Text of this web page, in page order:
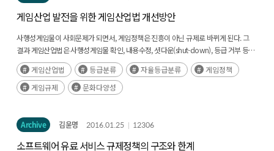
게임산업 발전을 위한 게임산업법 개선방안
사행성게임물이 사회문제가 되면서, 게임정책은 진흥이 아닌 규제로 바뀌게 된다. 그
결과 게임산업법은 사행성게임물 확인, 내용수정, 셧다운(shut-down), 등급 거부 등
지속적인 규제 법제로서 역할을 하게 되었다. 문제는 규제가 게임산업을 포함하여,
시민의 문화적 다양성까지 훼손할 수 있다는 점이다.
게임산업법 등급분류 자율등급분류
게임정책
게임규제
문화다양성
Archive 김윤명 2016.01.25 12306
소프트웨어 유료 서비스 규제정책의 구조와 한계